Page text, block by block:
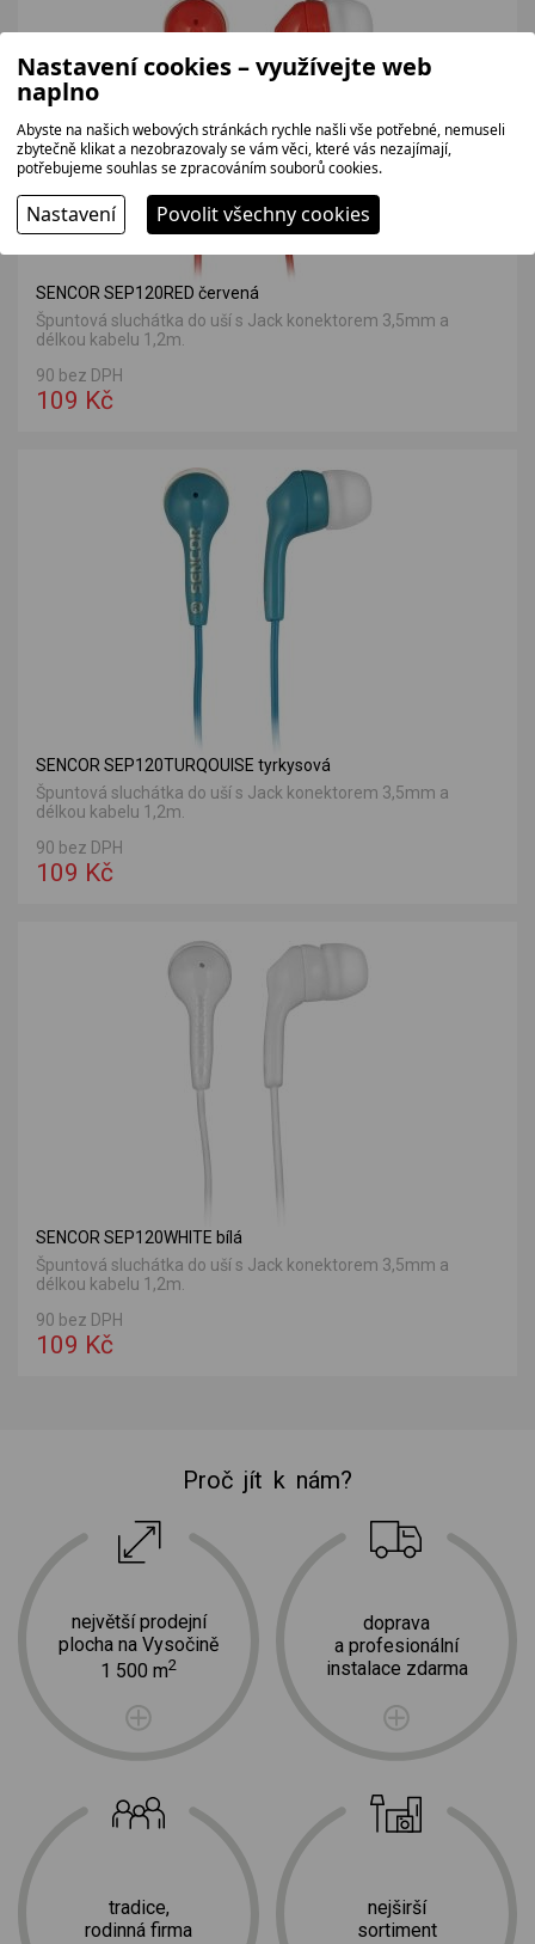
SENCOR SEP120RED červená
Špuntová sluchátka do uší s Jack konektorem 3,5mm a
délkou kabelu 1,2m.
90 bez DPH
109 Kč
SENCOR SEP120TURQOUISE tyrkysová
Špuntová sluchátka do uší s Jack konektorem 3,5mm a
délkou kabelu 1,2m.
90 bez DPH
109 Kč
SENCOR SEP120WHITE bílá
Špuntová sluchátka do uší s Jack konektorem 3,5mm a
délkou kabelu 1,2m.
90 bez DPH
109 Kč
Proč jít k nám?
největší prodejní
plocha na Vysočině
1 500 m2
tradice,
rodinná firma
doprava
a profesionální
instalace zdarma
nejširší
sortiment
Nastavení cookies – využívejte web
naplno
Abyste na našich webových stránkách rychle našli vše potřebné, nemuseli
zbytečně klikat a nezobrazovaly se vám věci, které vás nezajímají,
potřebujeme souhlas se zpracováním souborů cookies.
Nastavení Povolit všechny cookies